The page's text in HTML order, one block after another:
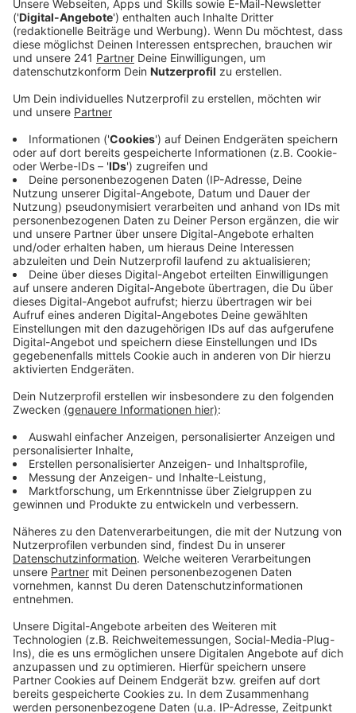
hohen Mobilfunkmast errichten.
Veröffentlicht:Mittwoch, 18.10.2023 12:41
Die Bauarbeiten für den neuen Mast sind in diesen
Tagen gestartet – bis alles fertig ist, dauert es laut
Deutscher Telekom bis zu einem Jahr. Ziel sei es, das
Mobilfunknetz in Leverkusens Mitte zu verbessern,
denn die Datennutzung nimmt immer mehr zu. Diesem
steigenden Bedarf wolle man gerecht werden, und
zwar mit mehr Geschwindigkeit und Kapazität im
Mobilfunknetz, heißt es von den Verantwortlichen.In
erster Linie werden künftig Kunden der Telekom von
dem neuen Mast profitieren. Der neue Standort soll
laut Unternehmen aber auch allen anderen
Mobilfunkanbietern angeboten werden, so dass keine
zusätzlichen Masten errichtet werden müssen.
Anzeige
Weitere Meldungen aus Leverkusen
Anzeige
Berlin macht Druck beim Autobahnausbau in
Leverkusen
Großer Run auf Fördermittel für Solaranlagen
Lanxess streicht Jobs in Leverkusen
Anzeige